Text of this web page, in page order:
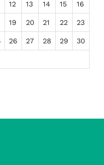
12 13 14 15 16
19 20 21 22 23
26 27 28 29 30